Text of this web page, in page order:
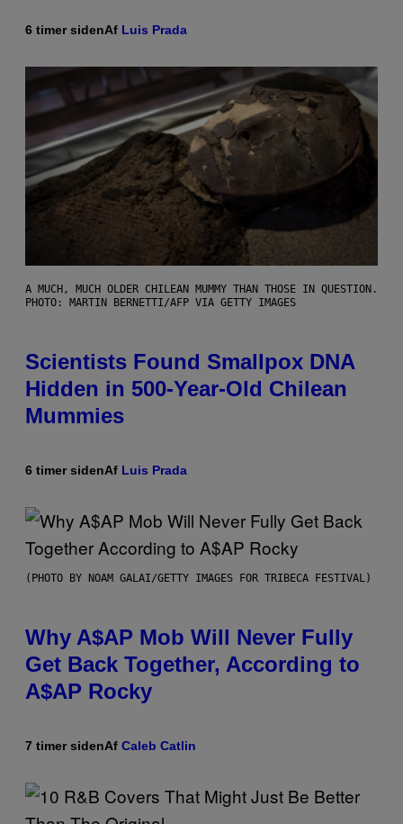
6 timer sidenAf Luis Prada
A MUCH, MUCH OLDER CHILEAN MUMMY THAN THOSE IN QUESTION.
PHOTO: MARTIN BERNETTI/AFP VIA GETTY IMAGES
Scientists Found Smallpox DNA
Hidden in 500-Year-Old Chilean
Mummies
6 timer sidenAf Luis Prada
(PHOTO BY NOAM GALAI/GETTY IMAGES FOR TRIBECA FESTIVAL)
Why A$AP Mob Will Never Fully
Get Back Together, According to
A$AP Rocky
7 timer sidenAf Caleb Catlin